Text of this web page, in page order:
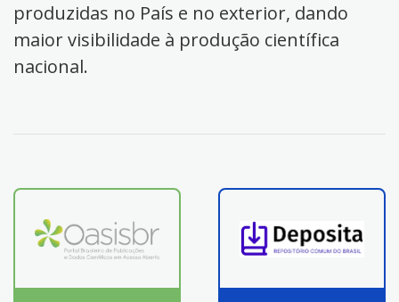
produzidas no País e no exterior, dando
maior visibilidade à produção científica
nacional.